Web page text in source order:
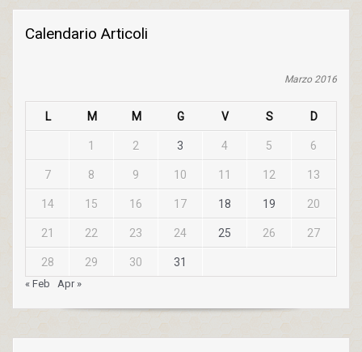
Calendario Articoli
Marzo 2016
L M M G V S D
1 2 3 4 5 6
7 8 9 10 11 12 13
14 15 16 17 18 19 20
21 22 23 24 25 26 27
28 29 30 31
« Feb Apr »